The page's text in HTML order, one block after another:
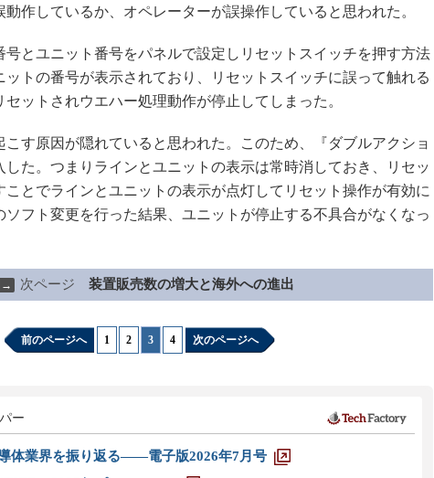
作しているか、オペレーターが誤操作していると思われた。
とユニット番号をパネルで設定しリセットスイッチを押す方法
ットの番号が表示されており、リセットスイッチに誤って触れる
ットされウエハー処理動作が停止してしまった。
す原因が隠れていると思われた。このため、『ダブルアクショ
した。つまりラインとユニットの表示は常時消しておき、リセッ
ことでラインとユニットの表示が点灯してリセット操作が有効に
ソフト変更を行った結果、ユニットが停止する不具合がなくなっ
→ 次ページ 装置販売数の増大と海外への進出
前のページへ 1 2 3 4 次のページへ
ー
体業界を振り返る――電子版2026年7月号